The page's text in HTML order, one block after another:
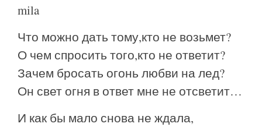
Что можно дать тому,кто не возьмет?
О чем спросить того,кто не ответит?
Зачем бросать огонь любви на лед?
Он свет огня в ответ мне не отсветит…
И как бы мало снова не ждала,